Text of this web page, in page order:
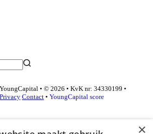
• © 2026 • KvK nr: 34330199 •
Privacy Contact • YoungCapital score
×